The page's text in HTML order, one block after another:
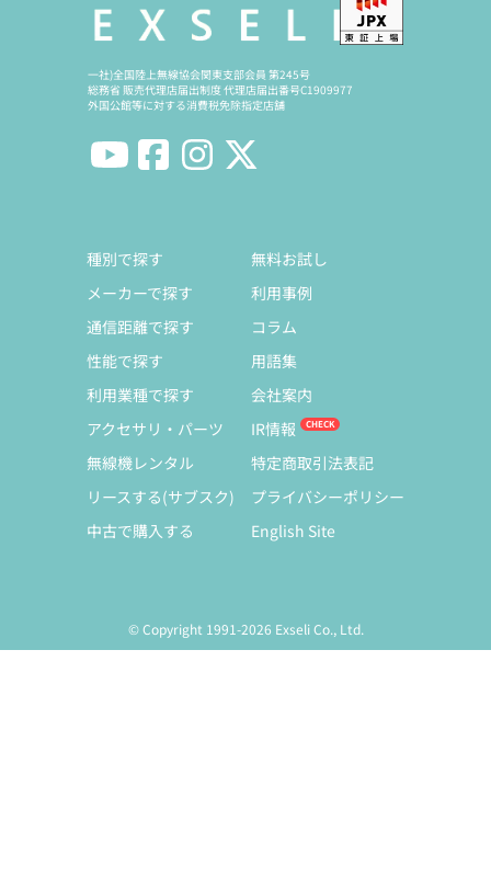
一社)全国陸上無線協会関東支部会員 第245号
総務省 販売代理店届出制度 代理店届出番号C1909977
外国公館等に対する消費税免除指定店舗
種別で探す
メーカーで探す
通信距離で探す
性能で探す
利用業種で探す
アクセサリ・パーツ
無線機レンタル
リースする(サブスク)
中古で購入する
無料お試し
利用事例
コラム
用語集
会社案内
IR情報
特定商取引法表記
プライバシーポリシー
English Site
© Copyright 1991-2026 Exseli Co., Ltd.